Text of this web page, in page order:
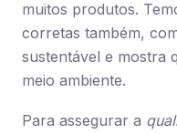
muitos produtos.
corretas também,
sustentável e mostra
meio ambiente.
Para assegurar a